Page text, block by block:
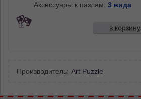
Аксессуары к пазлам: 3 вида
в корзину
Производитель: Art Puzzle